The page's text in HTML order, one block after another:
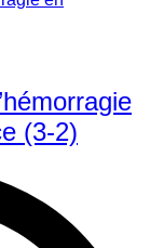
(3-2)